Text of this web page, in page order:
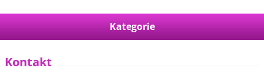
Kategorie
Kontakt